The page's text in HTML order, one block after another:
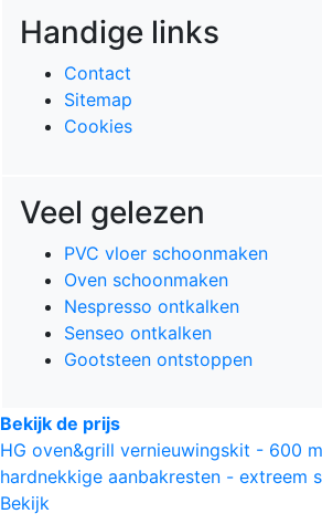
Handige links
Contact
Sitemap
Cookies
Veel gelezen
PVC vloer schoonmaken
Oven schoonmaken
Nespresso ontkalken
Senseo ontkalken
Gootsteen ontstoppen
Bekijk de prijs
HG oven&grill vernieuwingskit - 600
hardnekkige aanbakresten - extreem
Bekijk